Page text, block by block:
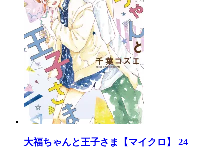
大福ちゃんと王子さま【マイクロ】 24